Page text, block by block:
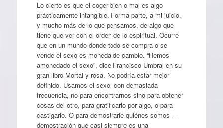
Lo cierto es que el coger bien o mal es algo
prácticamente intangible. Forma parte, a mi juicio,
y mucho más de lo que pensamos, de algo que
tiene que ver con el orden de lo espiritual. Ocurre
que en un mundo donde todo se compra o se
vende el sexo es moneda de cambio. “Hemos
amonedado el sexo”, dice Francisco Umbral en su
gran libro Mortal y rosa. No podría estar mejor
definido. Usamos el sexo, con demasiada
frecuencia, no para encontrarnos sino para obtener
cosas del otro, para gratificarlo por algo, o para
castigarlo. O para demostrarle quiénes somos —
demostración que casi siempre es una